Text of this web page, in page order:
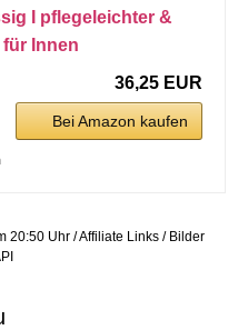
I pflegeleichter &
Innen
36,25 EUR
Bei Amazon kaufen
20:50 Uhr / Affiliate Links / Bilder